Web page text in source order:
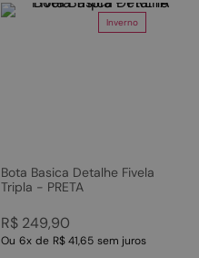
Inverno
Bota Basica Detalhe Fivela
Tripla - PRETA
R$ 249,90
Ou 6x de R$ 41,65 sem juros